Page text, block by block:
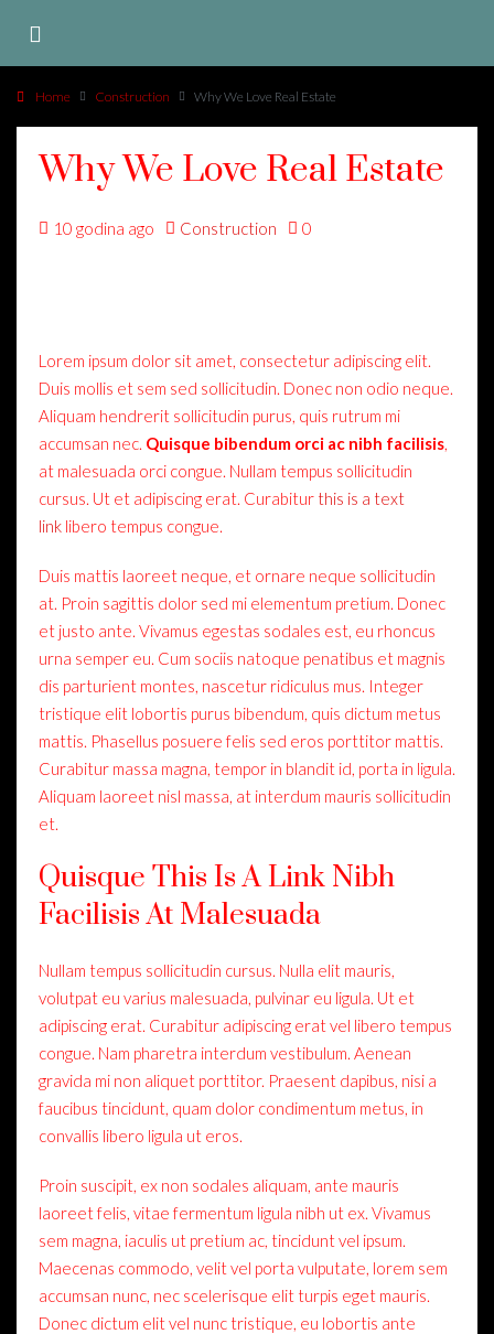
Home Construction Why We Love Real Estate
Why We Love Real Estate
10 godina ago Construction 0
Lorem ipsum dolor sit amet, consectetur adipiscing elit.
Duis mollis et sem sed sollicitudin. Donec non odio neque.
Aliquam hendrerit sollicitudin purus, quis rutrum mi
accumsan nec. Quisque bibendum orci ac nibh facilisis,
at malesuada orci congue. Nullam tempus sollicitudin
cursus. Ut et adipiscing erat. Curabitur this is a text
link libero tempus congue.
Duis mattis laoreet neque, et ornare neque sollicitudin
at. Proin sagittis dolor sed mi elementum pretium. Donec
et justo ante. Vivamus egestas sodales est, eu rhoncus
urna semper eu. Cum sociis natoque penatibus et magnis
dis parturient montes, nascetur ridiculus mus. Integer
tristique elit lobortis purus bibendum, quis dictum metus
mattis. Phasellus posuere felis sed eros porttitor mattis.
Curabitur massa magna, tempor in blandit id, porta in ligula.
Aliquam laoreet nisl massa, at interdum mauris sollicitudin
et.
Quisque This Is A Link Nibh
Facilisis At Malesuada
Nullam tempus sollicitudin cursus. Nulla elit mauris,
volutpat eu varius malesuada, pulvinar eu ligula. Ut et
adipiscing erat. Curabitur adipiscing erat vel libero tempus
congue. Nam pharetra interdum vestibulum. Aenean
gravida mi non aliquet porttitor. Praesent dapibus, nisi a
faucibus tincidunt, quam dolor condimentum metus, in
convallis libero ligula ut eros.
Proin suscipit, ex non sodales aliquam, ante mauris
laoreet felis, vitae fermentum ligula nibh ut ex. Vivamus
sem magna, iaculis ut pretium ac, tincidunt vel ipsum.
Maecenas commodo, velit vel porta vulputate, lorem sem
accumsan nunc, nec scelerisque elit turpis eget mauris.
Donec dictum elit vel nunc tristique, eu lobortis ante